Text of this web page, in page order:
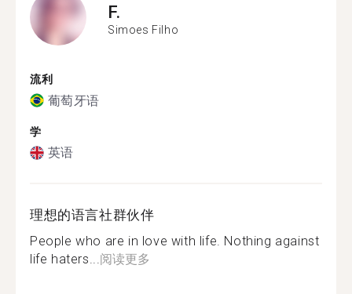
F.
Simoes Filho
流利
葡萄牙语
学
英语
理想的语言社群伙伴
People who are in love with life. Nothing against
life haters...阅读更多